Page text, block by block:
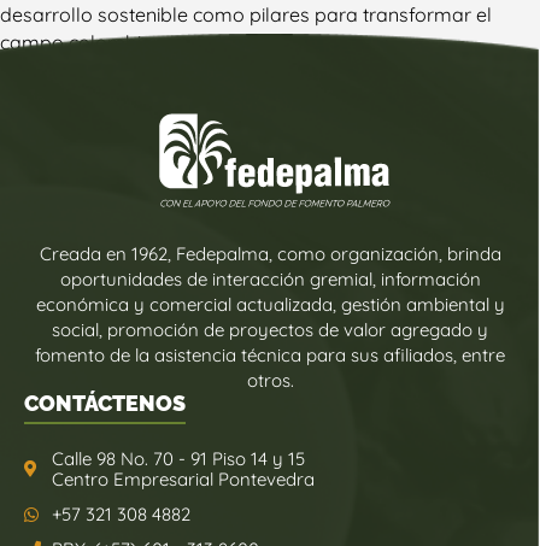
desarrollo sostenible como pilares para transformar el
campo colombiano y […]
Creada en 1962, Fedepalma, como organización, brinda
oportunidades de interacción gremial, información
económica y comercial actualizada, gestión ambiental y
social, promoción de proyectos de valor agregado y
fomento de la asistencia técnica para sus afiliados, entre
otros.
CONTÁCTENOS
Calle 98 No. 70 - 91 Piso 14 y 15
Centro Empresarial Pontevedra
+57 321 308 4882